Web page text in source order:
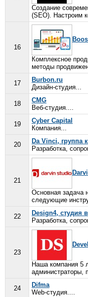
Создание
(SEO). Настроим
16
Комплексное
методы
17
Burbon.ru
Дизайн-студия...
18
CMG
Веб-студия....
19
Cyber Capital
Компания...
20
Da Vinci, группа
Разработка,
21
Основная задача
следующие
22
Design4, студия
Разработка,
23
Наша компания 5
администраторы,
24
Difma
Web-студия....